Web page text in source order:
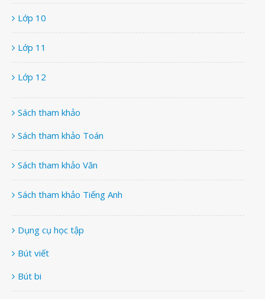
Lớp 10
Lớp 11
Lớp 12
Sách tham khảo
Sách tham khảo Toán
Sách tham khảo Văn
Sách tham khảo Tiếng Anh
Dụng cụ học tập
Bút viết
Bút bi